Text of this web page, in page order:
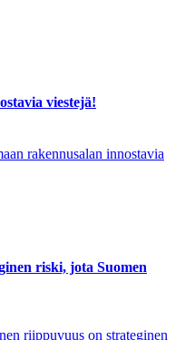
viestejä!
rakennusalan innostavia
riski, jota Suomen
riippuvuus on strateginen